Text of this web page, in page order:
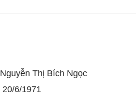
Nguyễn Thị Bích Ngọc
20/6/1971